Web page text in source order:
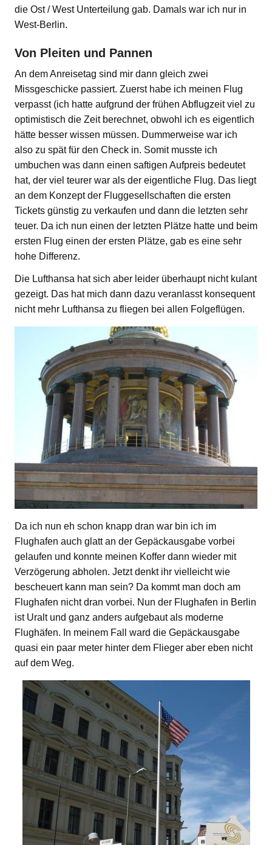
die Ost / West Unterteilung gab. Damals war ich nur in
West-Berlin.
Von Pleiten und Pannen
An dem Anreisetag sind mir dann gleich zwei
Missgeschicke passiert. Zuerst habe ich meinen Flug
verpasst (ich hatte aufgrund der frühen Abflugzeit viel zu
optimistisch die Zeit berechnet, obwohl ich es eigentlich
hätte besser wissen müssen. Dummerweise war ich
also zu spät für den Check in. Somit musste ich
umbuchen was dann einen saftigen Aufpreis bedeutet
hat, der viel teurer war als der eigentliche Flug. Das liegt
an dem Konzept der Fluggesellschaften die ersten
Tickets günstig zu verkaufen und dann die letzten sehr
teuer. Da ich nun einen der letzten Plätze hatte und beim
ersten Flug einen der ersten Plätze, gab es eine sehr
hohe Differenz.
Die Lufthansa hat sich aber leider überhaupt nicht kulant
gezeigt. Das hat mich dann dazu veranlasst konsequent
nicht mehr Lufthansa zu fliegen bei allen Folgeflügen.
Da ich nun eh schon knapp dran war bin ich im
Flughafen auch glatt an der Gepäckausgabe vorbei
gelaufen und konnte meinen Koffer dann wieder mit
Verzögerung abholen. Jetzt denkt ihr vielleicht wie
bescheuert kann man sein? Da kommt man doch am
Flughafen nicht dran vorbei. Nun der Flughafen in Berlin
ist Uralt und ganz anders aufgebaut als moderne
Flughäfen. In meinem Fall ward die Gepäckausgabe
quasi ein paar meter hinter dem Flieger aber eben nicht
auf dem Weg.